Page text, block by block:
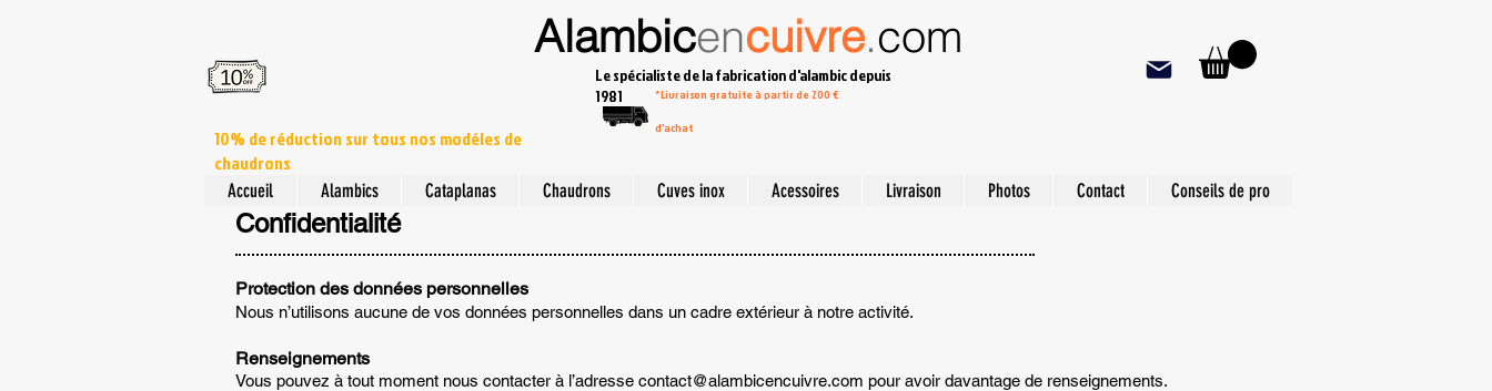
Alambicencuivre.com
Le spécialiste de la fabrication d'alambic depuis
1981
*Livraison gratuite à partir de 200 €
d'achat
10% de réduction sur tous nos modéles de
chaudrons
Confidentialité
Protection des données personnelles
Nous n’utilisons aucune de vos données personnelles dans un cadre extérieur à notre activité.
Renseignements
Vous pouvez à tout moment nous contacter à l’adresse contact@alambicencuivre.com pour avoir davantage de renseignements.
Accueil Alambics Cataplanas Chaudrons Cuves inox Acessoires Livraison Photos Contact Conseils de pro